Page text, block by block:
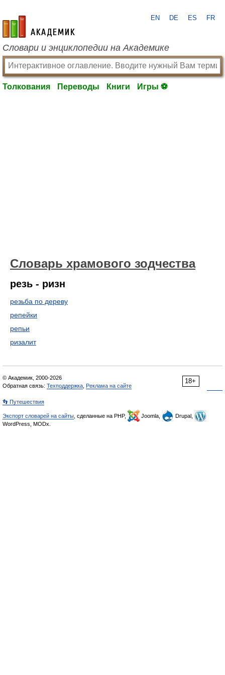
academic.ru
EN DE ES FR
Словари и энциклопедии на Академике
Толкования Переводы Книги Игры ⚽
Словарь храмового зодчества
резь - ризн
резьба по дереву
репейки
репьи
ризалит
18+
© Академик, 2000-2026
Обратная связь: Техподдержка Реклама на сайте
👣 Путешествия
Экспорт словарей на сайты , сделанные на PHP, Joomla,
Drupal,
WordPress, MODx.